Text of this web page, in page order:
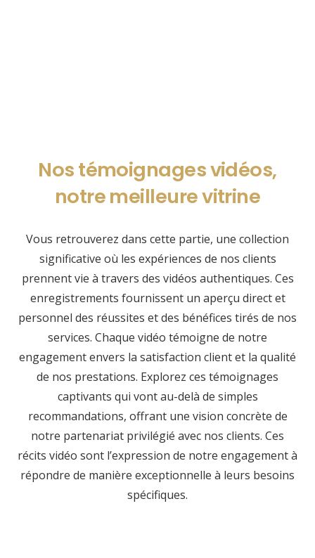
Nos témoignages vidéos,
notre meilleure vitrine
Vous retrouverez dans cette partie, une collection
significative où les expériences de nos clients
prennent vie à travers des vidéos authentiques. Ces
enregistrements fournissent un aperçu direct et
personnel des réussites et des bénéfices tirés de nos
services. Chaque vidéo témoigne de notre
engagement envers la satisfaction client et la qualité
de nos prestations. Explorez ces témoignages
captivants qui vont au-delà de simples
recommandations, offrant une vision concrète de
notre partenariat privilégié avec nos clients. Ces
récits vidéo sont l’expression de notre engagement à
répondre de manière exceptionnelle à leurs besoins
spécifiques.